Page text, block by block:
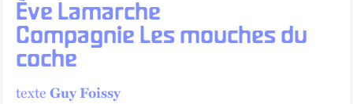
Ève Lamarche
Compagnie Les mouches du
coche
texteGuy Foissy